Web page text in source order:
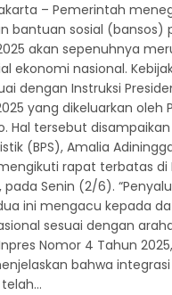
– Pemerintah
bantuan sosial (bansos)
akan sepenuhnya
ekonomi nasional.
dengan Instruksi
yang dikeluarkan oleh
Hal tersebut
(BPS), Amalia
rapat terbatas di
pada Senin (2/6).
ini mengacu kepada
sesuai dengan
Nomor 4 Tahun
bahwa